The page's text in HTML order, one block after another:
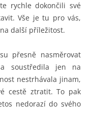
rychle dokončili své
Vše je tu pro vás,
další příležitost.
přesně nasměrovat
soustředila jen na
nestrhávala jinam,
cestě ztratit. To pak
nedorazí do svého